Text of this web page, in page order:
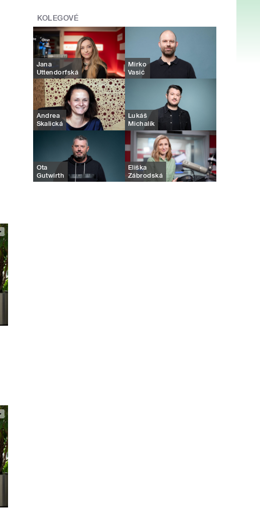
KOLEGOVÉ
Jana
Uttendorfská
Mirko
Vasić
Andrea
Skalická
Lukáš
Michalík
Ota
Gutwirth
Eliška
Zábrodská